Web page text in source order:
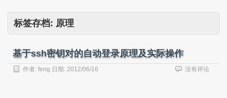
标签存档: 原理
基于ssh密钥对的自动登录原理及实际操作
作者: feng 日期: 2012/06/16 没有评论